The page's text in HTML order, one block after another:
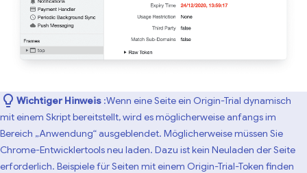
Wichtiger Hinweis :Wenn eine Seite ein Origin-Trial dynamisch
mit einem Skript bereitstellt, wird es möglicherweise anfangs im
Bereich „Anwendung“ ausgeblendet. Möglicherweise müssen Sie
Chrome-Entwicklertools neu laden. Dazu ist kein Neuladen der Seite
erforderlich. Beispiele für Seiten mit einem Origin-Trial-Token finden